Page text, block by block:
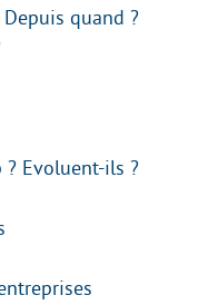
quand ?
? Evoluent-ils ?